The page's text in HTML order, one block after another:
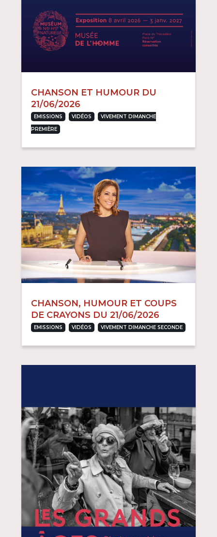
CHANSON ET HUMOUR DU
21/06/2026
EMISSIONS , VIDÉOS ,
VIVEMENT DIMANCHE
PREMIÈRE
CHANSON, HUMOUR ET COUPS
DE CRAYONS DU 21/06/2026
EMISSIONS , VIDÉOS , VIVEMENT DIMANCHE SECONDE